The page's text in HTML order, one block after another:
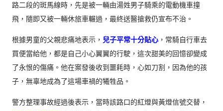
路二段的斑馬線時，先是被一輛由湯姓男子騎乘的電動機車撞
飛，隨即又被一輛休旅車輾過，最終送醫搶救仍宣布不治。
根據男童的父親悲痛地表示， 兒子平常十分貼心 ，常騎自行車去
買便當給他，都是自己小心翼翼的行駛，這次甜美的回憶卻變成
了永恨的傷痛。他在案發後收到噩耗時，心如刀割，因為他的孩
子，無辜地成為了這場車禍的犧牲品。
警方整理事故經過後表示，當時該路口的紅燈與黃燈信號交替，